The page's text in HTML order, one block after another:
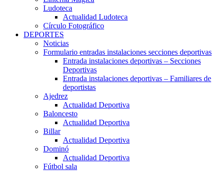
Ludoteca
Actualidad Ludoteca
Círculo Fotográfico
DEPORTES
Noticias
Formulario entradas instalaciones secciones deportivas
Entrada instalaciones deportivas – Secciones
Deportivas
Entrada instalaciones deportivas – Familiares de
deportistas
Ajedrez
Actualidad Deportiva
Baloncesto
Actualidad Deportiva
Billar
Actualidad Deportiva
Dominó
Actualidad Deportiva
Fútbol sala